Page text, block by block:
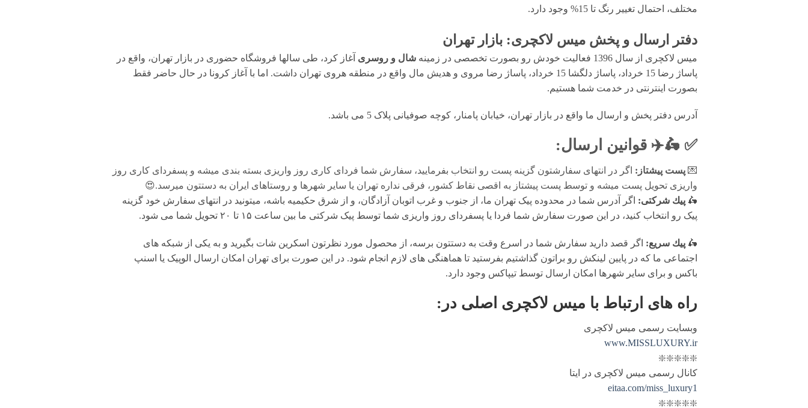
مختلف، احتمال تغییر رنگ تا 15% وجود دارد.
دفتر ارسال و پخش میس لاکچری: بازار تهران
میس لاکچری از سال 1396 فعالیت خودش رو بصورت تخصصی در زمینه شال و روسری آغاز کرد، طی سالها فروشگاه حضوری در بازار تهران، واقع در
پاساژ رضا 15 خرداد، پاساژ دلگشا 15 خرداد، پاساژ رضا مروی و هدیش مال واقع در منطقه هروی تهران داشت. اما با آغاز کرونا در حال حاضر فقط
بصورت اینترنتی در خدمت شما هستیم.
آدرس دفتر پخش و ارسال ما واقع در بازار تهران، خیابان پامنار، کوچه صوفیانی پلاک 5 می باشد.
✅ 🛵✈️ قوانين ارسال:
💌 پست پیشتاز: اگر در انتهای سفارشتون گزینه پست رو انتخاب بفرمایید، سفارش شما فردای کاری روز واریزی بسته بندی میشه و پسفردای کاری روز
واریزی تحویل پست میشه و توسط پست پیشتاز به اقصی نقاط کشور، فرقی نداره تهران یا سایر شهرها و روستاهای ایران به دستتون میرسد.😍
🛵 پيك شرکتی: اگر آدرس شما در محدوده پیک تهران ما، از جنوب و غرب اتوبان آزادگان، و از شرق حکیمیه باشه، میتونید در انتهای سفارش خود گزینه
پیک رو انتخاب کنید، در این صورت سفارش شما فردا یا پسفردای روز واريزى شما توسط پیک شرکتی ما بين ساعت ۱۵ تا ٢٠ تحويل شما مى شود.
🛵 پيك سریع: اگر قصد دارید سفارش شما در اسرع وقت به دستتون برسه، از محصول مورد نظرتون اسکرین شات بگیرید و به یکی از شبکه های
اجتماعی ما که در پایین لینکش رو براتون گذاشتیم بفرستید تا هماهنگی های لازم انجام شود. در این صورت برای تهران امکان ارسال الوپیک یا اسنپ
باکس و برای سایر شهرها امکان ارسال توسط تیپاکس وجود دارد.
راه های ارتباط با میس لاکچری اصلی در:
وبسایت رسمی میس لاکچری
www.MISSLUXURY.ir
❇️❇️❇️❇️❇️
کانال رسمی میس لاکچری در ایتا
eitaa.com/miss_luxury1
❇️❇️❇️❇️❇️